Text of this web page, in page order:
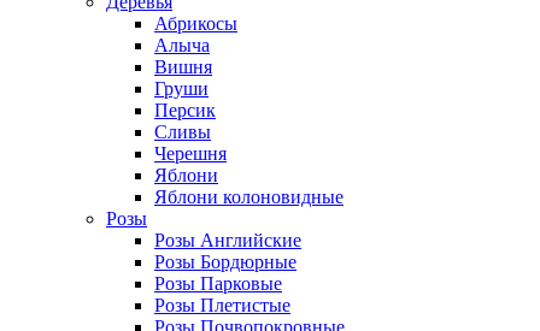
Абрикосы
Алыча
Вишня
Груши
Персик
Сливы
Черешня
Яблони
Яблони колоновидные
Розы
Розы Английские
Розы Бордюрные
Розы Парковые
Розы Плетистые
Розы Почвопокровные